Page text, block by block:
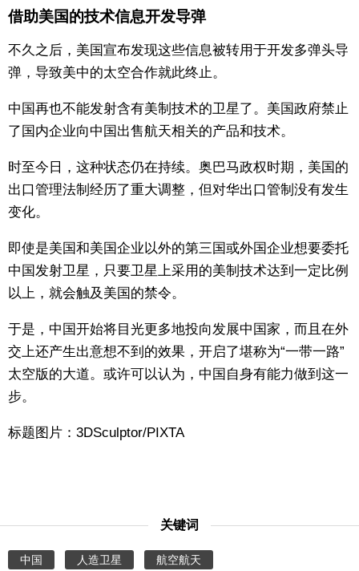
借助美国的技术信息开发导弹
不久之后，美国宣布发现这些信息被转用于开发多弹头导
弹，导致美中的太空合作就此终止。
中国再也不能发射含有美制技术的卫星了。美国政府禁止
了国内企业向中国出售航天相关的产品和技术。
时至今日，这种状态仍在持续。奥巴马政权时期，美国的
出口管理法制经历了重大调整，但对华出口管制没有发生
变化。
即使是美国和美国企业以外的第三国或外国企业想要委托
中国发射卫星，只要卫星上采用的美制技术达到一定比例
以上，就会触及美国的禁令。
于是，中国开始将目光更多地投向发展中国家，而且在外
交上还产生出意想不到的效果，开启了堪称为“一带一路”
太空版的大道。或许可以认为，中国自身有能力做到这一
步。
标题图片：3DSculptor/PIXTA
关键词
中国 人造卫星 航空航天